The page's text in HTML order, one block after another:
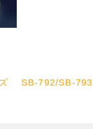
ズ SB-792/SB-793